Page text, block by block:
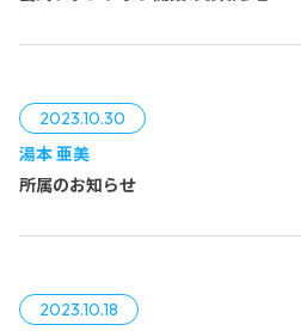
https://yumotoami.com/
https://style-office.net/
2023.10.30
湯本 亜美
所属のお知らせ
湯本亜美
2023.10.18